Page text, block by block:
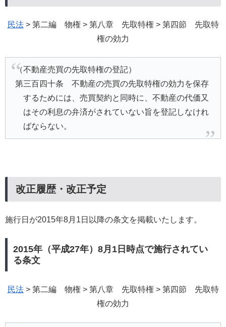
民法> 第二編 物権 > 第八章 先取特権 > 第四節 先取特
権の効力
（不動産売買の先取特権の登記）
第三百四十条 不動産の売買の先取特権の効力を保存
するためには、売買契約と同時に、不動産の代価又
はその利息の弁済がされていない旨を登記しなけれ
ばならない。
改正履歴・改正予定
施行日が2015年8月1日以降の条文を掲載いたします。
2015年（平成27年）8月1日時点で施行されてい
る条文
民法> 第二編 物権 > 第八章 先取特権 > 第四節 先取特
権の効力